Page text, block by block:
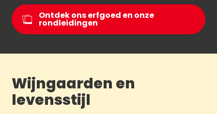
Ontdek ons erfgoed en onze
rondleidingen
Wijngaarden en
levensstijl